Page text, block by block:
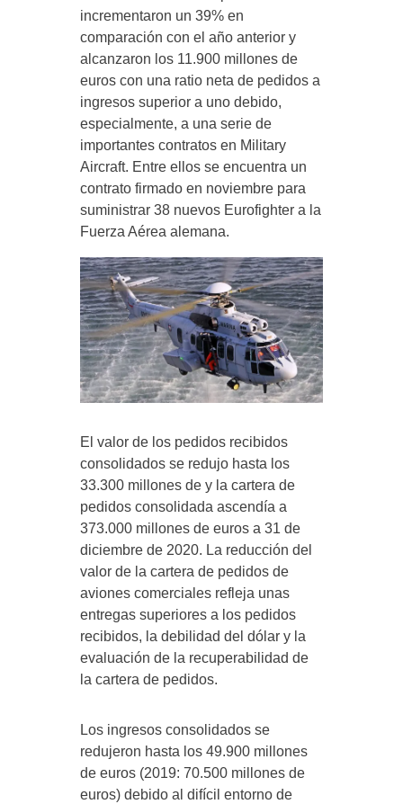
incrementaron un 39% en
comparación con el año anterior y
alcanzaron los 11.900 millones de
euros con una ratio neta de pedidos a
ingresos superior a uno debido,
especialmente, a una serie de
importantes contratos en Military
Aircraft. Entre ellos se encuentra un
contrato firmado en noviembre para
suministrar 38 nuevos Eurofighter a la
Fuerza Aérea alemana.
El valor de los pedidos recibidos
consolidados se redujo hasta los
33.300 millones de y la cartera de
pedidos consolidada ascendía a
373.000 millones de euros a 31 de
diciembre de 2020. La reducción del
valor de la cartera de pedidos de
aviones comerciales refleja unas
entregas superiores a los pedidos
recibidos, la debilidad del dólar y la
evaluación de la recuperabilidad de
la cartera de pedidos.
Los ingresos consolidados se
redujeron hasta los 49.900 millones
de euros (2019: 70.500 millones de
euros) debido al difícil entorno de